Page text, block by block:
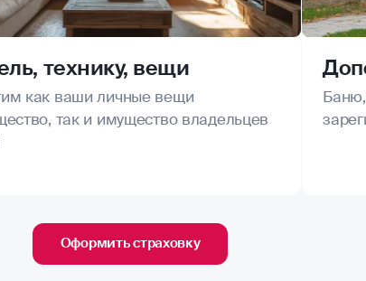
технику, вещи
как ваши личные вещи
так и имущество владельцев
Оформить страховку